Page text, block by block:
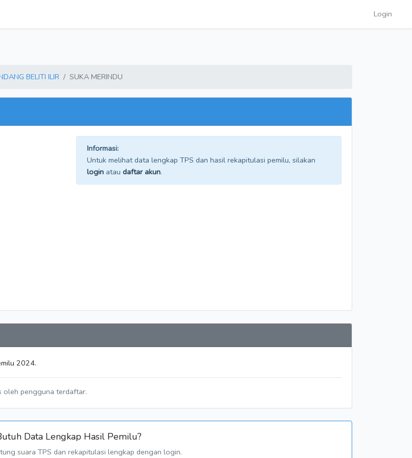
Login
BELITI ILIR SUKA MERINDU
Informasi:
Untuk melihat data lengkap TPS dan hasil rekapitulasi pemilu, silakan
login atau daftar akun.
2024.
oleh pengguna terdaftar.
Data Lengkap Hasil Pemilu?
suara TPS dan rekapitulasi lengkap dengan login.